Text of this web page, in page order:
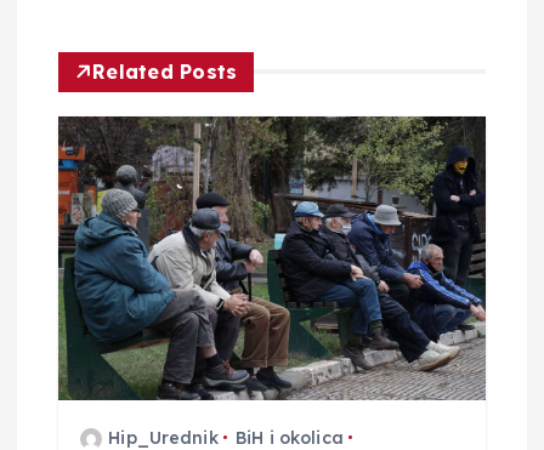
a
c
a
o
b
Related Posts
Hip_Urednik
BiH i okolica